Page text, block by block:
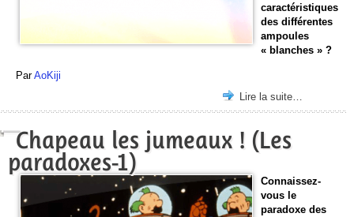
caractéristiques
des différentes
ampoules
« blanches » ?
ParAoKiji
Lire la suite…
Chapeau les jumeaux ! (Les
paradoxes-1)
Connaissez-
vous le
paradoxe des